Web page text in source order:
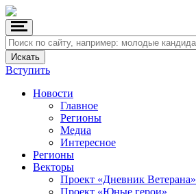
Вступить
Новости
Главное
Регионы
Медиа
Интересное
Регионы
Векторы
Проект «Дневник Ветерана»
Проект «Юные герои»